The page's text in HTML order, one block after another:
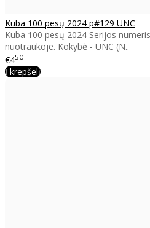
Kuba 100 pesų 2024 p#129 UNC
Kuba 100 pesų 2024 Serijos
nuotraukoje. Kokybė - UNC (N..
€450
Į krepšelį